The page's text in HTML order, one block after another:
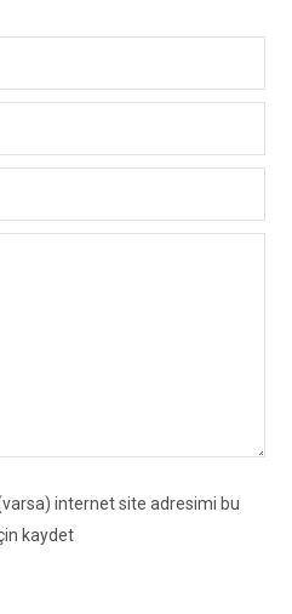
internet site adresimi bu
kaydet